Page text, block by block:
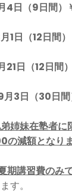
4日（9日間
1日（12日間
21日（12日間
月3日（30日
姉妹在塾者
減額となり
期講習費のみ
す。